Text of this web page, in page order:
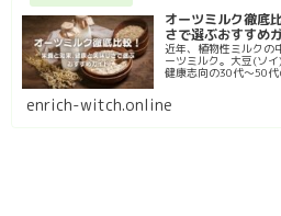
オーツミルク徹底
さで選ぶおすすめ
近年、植物性ミルクの
ーツミルク。大豆(ソ
健康志向の30代〜50
enrich-witch.online